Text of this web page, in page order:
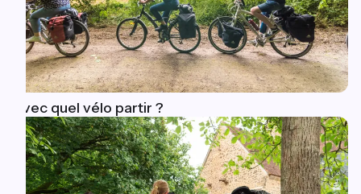
Avec quel vélo partir ?